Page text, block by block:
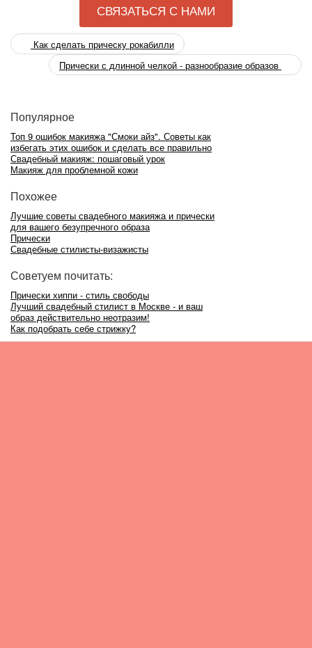
СВЯЗАТЬСЯ С НАМИ
Как сделать прическу рокабилли
Прически с длинной челкой - разнообразие образов
Популярное
Топ 9 ошибок макияжа "Смоки айз". Советы как
избегать этих ошибок и сделать все правильно
Свадебный макияж: пошаговый урок
Макияж для проблемной кожи
Похожее
Лучшие советы свадебного макияжа и прически
для вашего безупречного образа
Прически
Свадебные стилисты-визажисты
Советуем почитать:
Прически хиппи - стиль свободы
Лучший свадебный стилист в Москве - и ваш
образ действительно неотразим!
Как подобрать себе стрижку?